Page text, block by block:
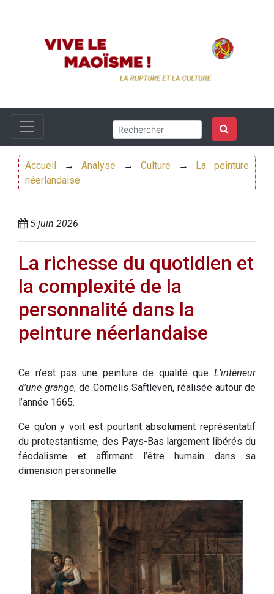
Accueil →Analyse →Culture →
La peinture
néerlandaise
5 juin 2026
La richesse du quotidien et
la complexité de la
personnalité dans la
peinture néerlandaise
Ce n’est pas une peinture de qualité que L’intérieur
d’une grange, de Cornelis Saftleven, réalisée autour de
l’année 1665.
Ce qu’on y voit est pourtant absolument représentatif
du protestantisme, des Pays-Bas largement libérés du
féodalisme et affirmant l’être humain dans sa
dimension personnelle.